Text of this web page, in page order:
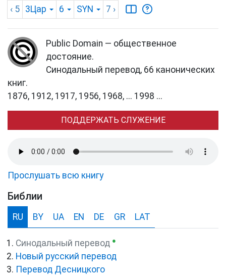
‹ 5 3Цар 6 SYN 7 ›
Public Domain — общественное
достояние.
Синодальный перевод, 66 канонических
книг.
1876, 1912, 1917, 1956, 1968, ... 1998 ...
ПОДДЕРЖАТЬ СЛУЖЕНИЕ
Прослушать всю книгу
Библии
RU BY UA EN DE GR LAT
Синодальный перевод ●
Новый русский перевод
Перевод Десницкого